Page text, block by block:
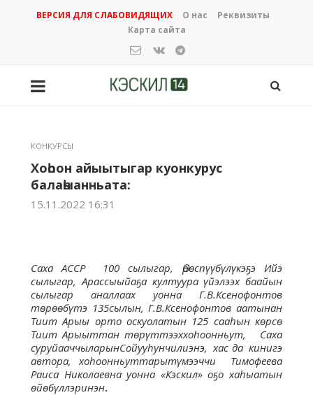
ВЕРСИЯ ДЛЯ СЛАБОВИДЯЩИХ О нас
Реквизиты
Карта сайта
КОНКУРСЫ
Хоһоон айыытыгар куонкурус
балаһыанньата:
15.11.2022 16:31
Саха АССР 100 сылыгар, Өрөспүүбүлүкэҕэ Ийэ
сылыгар, Арассыыйаҕа култуура үйэлээх баайын
сылыгар аналлаах уонна Г.В.Ксенофонтов
төрөөбүтэ 135сылын, Г.В.Ксенофонтов аатынан
Тиит Арыы орто оскуолатын 125 сааһын көрсө
Тиит Арыыттан төрүттээххоhоонньут, Саха
суруйааччыларынСойууhунчилиэнэ, хас да кинигэ
автора, хоhоонньуттарытүмээччи Тимофеева
Раиса Николаевна уонна «Кэскил» оҕо хаhыатын
өйөбүллэринэн.